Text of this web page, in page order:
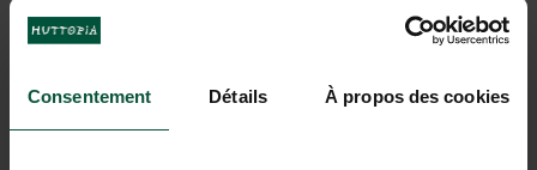
Consentement Détails À propos des cookies
À HUTTOPIA VAL CENIS